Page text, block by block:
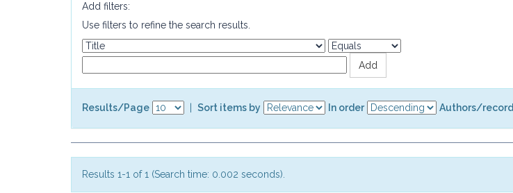
Add filters:
Use filters to refine the search results.
Results/Page Sort items by In order Authors/record
Results 1-1 of 1 (Search time: 0.002 seconds).